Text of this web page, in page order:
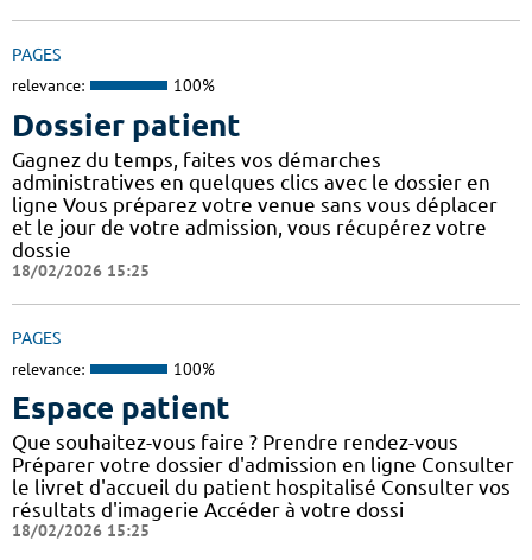
PAGES
relevance: 100%
Dossier patient
Gagnez du temps, faites vos démarches
administratives en quelques clics avec le dossier en
ligne Vous préparez votre venue sans vous déplacer
et le jour de votre admission, vous récupérez votre
dossie
18/02/2026 15:25
PAGES
relevance: 100%
Espace patient
Que souhaitez-vous faire ? Prendre rendez-vous
Préparer votre dossier d'admission en ligne Consulter
le livret d'accueil du patient hospitalisé Consulter vos
résultats d'imagerie Accéder à votre dossi
18/02/2026 15:25